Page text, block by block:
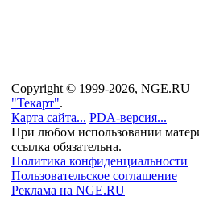
Copyright © 1999-2026, NGE.RU
"Текарт".
Карта сайта... PDA-версия...
При любом использовании
ссылка обязательна.
Политика конфиденциальности
Пользовательское соглашение
Реклама на NGE.RU